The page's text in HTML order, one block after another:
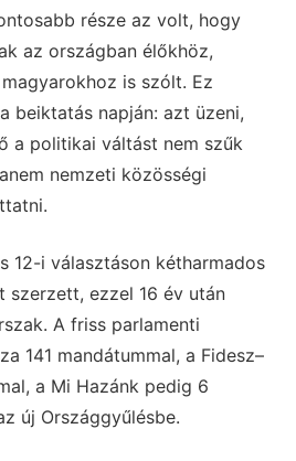
része az volt, hogy
az országban élőkhöz,
is szólt. Ez
beiktatás napján: azt üzeni,
a politikai váltást nem szűk
nemzeti közösségi
12-i választáson kétharmados
szerzett, ezzel 16 év után
A friss parlamenti
141 mandátummal, a Fidesz–
a Mi Hazánk pedig 6
új Országgyűlésbe.